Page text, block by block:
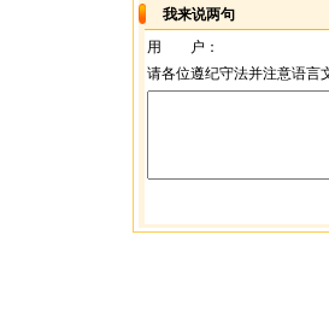
我来说两句
用 户：
请各位遵纪守法并注意语言